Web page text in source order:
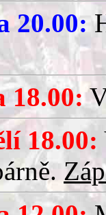
20.00:
18.00:
18.00: